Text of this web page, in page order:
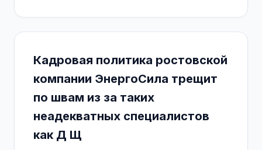
Кадровая политика ростовской
компании ЭнергоСила трещит
по швам из за таких
неадекватных специалистов
как Д Щ